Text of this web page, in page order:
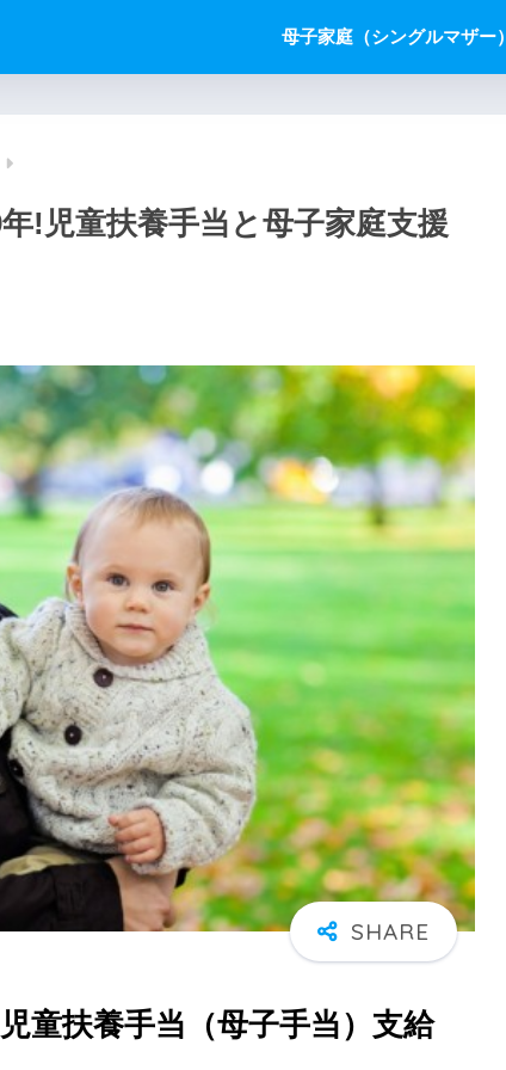
母子家庭（シングルマザー）
!児童扶養手当と母子家庭支援
童扶養手当（母子手当）支給